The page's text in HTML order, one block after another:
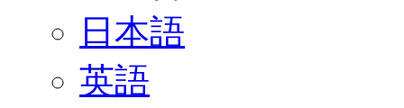
日本語
英語